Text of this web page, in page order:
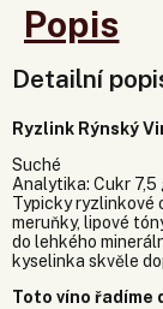
Popis
Detailní
Ryzlink Rýnský
Suché
Analytika: Cukr 7,5
Typicky ryzlinkové
meruňky, lipové
do lehkého
kyselinka skvěle
Toto víno řadíme